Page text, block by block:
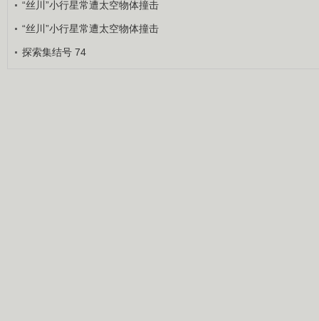
“丝川”小行星常遭太空物体撞击
“丝川”小行星常遭太空物体撞击
探索集结号 74